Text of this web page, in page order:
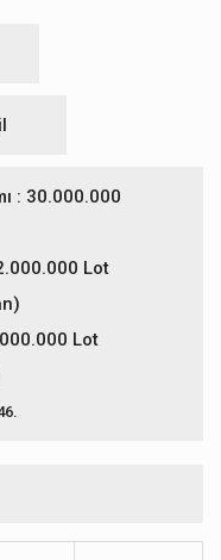
: 30.000.000
Lot
Lot